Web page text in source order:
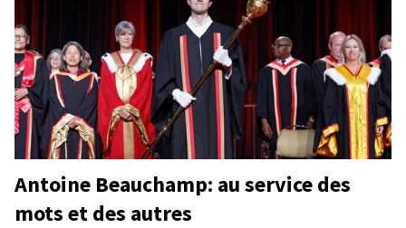
Antoine Beauchamp: au service des
mots et des autres